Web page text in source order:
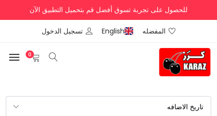
للحصول على تجربة تسوق أفضل قم بتحميل التطبيق الآن
المفضله English تسجيل الدخول
0